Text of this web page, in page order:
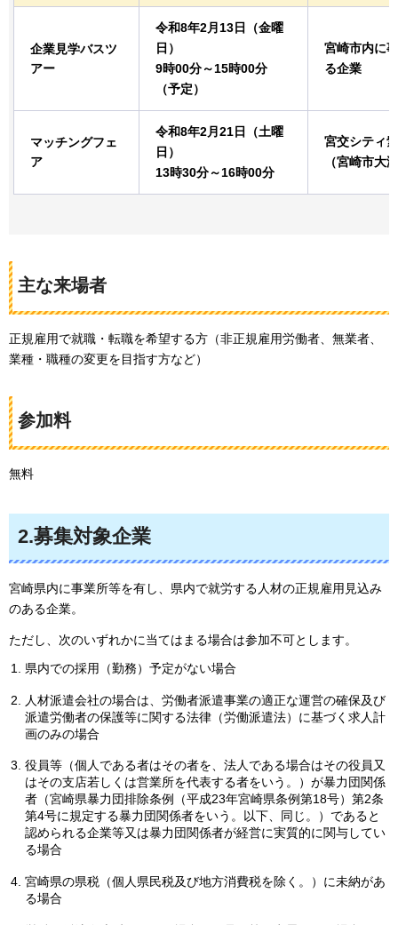
企業見学バスツ
アー
令和8年2月13日（金曜
日）
9時00分～15時00分
（予定）
宮崎市内に
る企業
マッチングフェ
ア
令和8年2月21日（土曜
日）
13時30分～16時00分
宮交シティ
（宮崎市大
主な来場者
正規雇用で就職・転職を希望する方（非正規雇用労働者、無業者、
業種・職種の変更を目指す方など）
参加料
無料
2.募集対象企業
宮崎県内に事業所等を有し、県内で就労する人材の正規雇用見込み
のある企業。
ただし、次のいずれかに当てはまる場合は参加不可とします。
県内での採用（勤務）予定がない場合
人材派遣会社の場合は、労働者派遣事業の適正な運営の確保及び
派遣労働者の保護等に関する法律（労働派遣法）に基づく求人計
画のみの場合
役員等（個人である者はその者を、法人である場合はその役員又
はその支店若しくは営業所を代表する者をいう。）が暴力団関係
者（宮崎県暴力団排除条例（平成23年宮崎県条例第18号）第2条
第4号に規定する暴力団関係者をいう。以下、同じ。）であると
認められる企業等又は暴力団関係者が経営に実質的に関与してい
る場合
宮崎県の県税（個人県民税及び地方消費税を除く。）に未納があ
る場合